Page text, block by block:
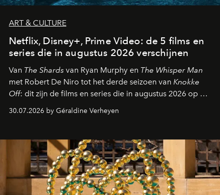
ART & CULTURE
Netflix, Disney+, Prime Video: de 5 films en
series die in augustus 2026 verschijnen
Van The Shards van Ryan Murphy en The Whisper Man
met Robert De Niro tot het derde seizoen van Knokke
Off: dit zijn de films en series die in augustus 2026 op de
streamingplatformen verschijnen.
30.07.2026 by Géraldine Verheyen